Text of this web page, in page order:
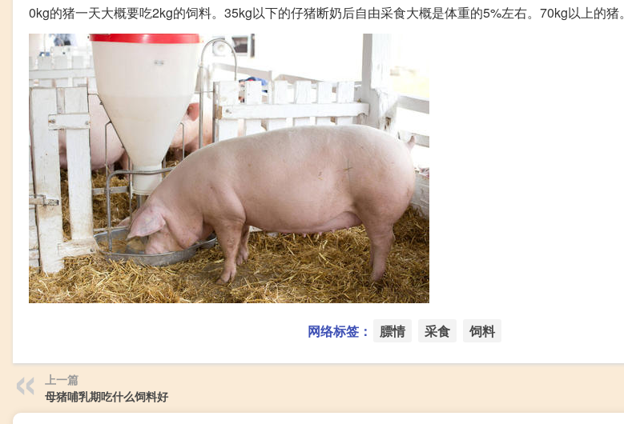
0kg的猪一天大概要吃2kg的饲料。35kg以下的仔猪断奶后自由采食大概是体重的5%左右。70kg以上的猪。
网络标签： 膘情 采食 饲料
上一篇
母猪哺乳期吃什么饲料好